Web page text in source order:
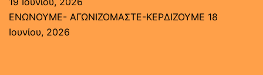
ΕΝΩΝΟΥΜΕ- ΑΓΩΝΙΖΟΜΑΣΤΕ-ΚΕΡΔΙΖΟΥΜΕ 18
Ιουνίου, 2026